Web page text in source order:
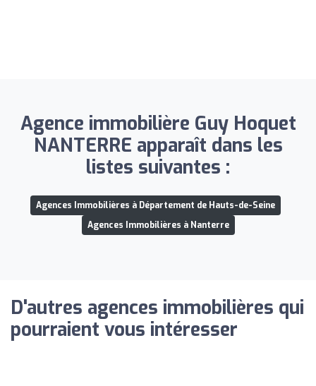
Agence immobilière Guy Hoquet
NANTERRE apparaît dans les
listes suivantes :
Agences Immobilières à Département de Hauts-de-Seine
Agences Immobilières à Nanterre
D'autres agences immobilières qui
pourraient vous intéresser